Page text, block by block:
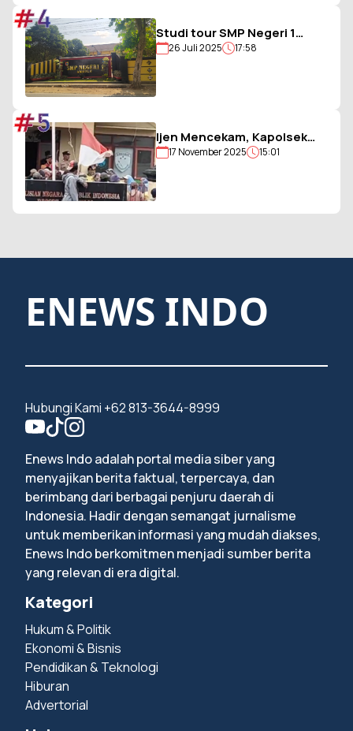
Studi tour SMP Negeri 1
Ambulu Gagal, Uang Iuran
26 Juli 2025 17:58
#4
Ijen Mencekam, Kapolsek
Sempol Disandera, Bendera
17 November 2025 15:01
#5
ENEWS INDO
Hubungi Kami +62 813-3644-8999
Enews Indo adalah portal media siber yang
menyajikan berita faktual, terpercaya, dan
berimbang dari berbagai penjuru daerah di
Indonesia. Hadir dengan semangat jurnalisme
untuk memberikan informasi yang mudah diakses,
Enews Indo berkomitmen menjadi sumber berita
yang relevan di era digital.
Kategori
Hukum & Politik
Ekonomi & Bisnis
Pendidikan & Teknologi
Hiburan
Advertorial